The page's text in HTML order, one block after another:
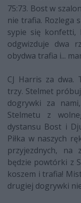
75:73. Bost w
nie trafia. Rozlega
sypie się konfetti,
odgwizduje dwa
obydwa trafia i...
CJ Harris za dwa.
trzy. Stelmet
dogrywki za
Stelmetu z
dystansu Bost i
Piłka w naszych
przyjezdnych, na
będzie powtórki z
koszem i trafia!
drugiej dogrywki